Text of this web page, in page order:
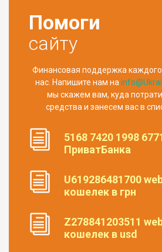
Помоги
сайту
Финансовая поддержка
нас. Напишите нам на
мы скажем вам, куда
средства и занесем вас в
5168 7420 1998
ПриватБанка
U619286481700
кошелек в грн
Z278841203511
кошелек в usd